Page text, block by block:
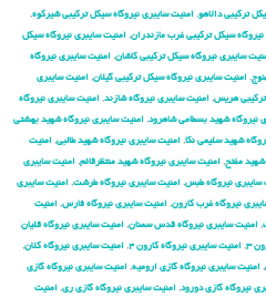
ترکیبی دالاهو, امنیت سایبری نیروگاه سیکل ترکیبی شیرکوه,
سیکل ترکیبی غرب مازندران, امنیت سایبری نیروگاه سیکل
سایبری نیروگاه سیکل ترکیبی کاشان, امنیت سایبری نیروگاه
, امنیت سایبری نیروگاه سیکل ترکیبی گیلان, امنیت سایبری
ترکیبی هریس, امنیت سایبری نیروگاه شازند, امنیت سایبری نیروگاه
نیروگاه شهید بسطامی شاهرود, امنیت سایبری نیروگاه شهید بهشتی
شهید سلیمی نکا, امنیت سایبری نیروگاه شهید طالبی, امنیت
شهید مفتح, امنیت سایبری نیروگاه شهید منتظرقائم, امنیت سایبری
سایبری نیروگاه طبس, امنیت سایبری نیروگاه طرشت, امنیت سایبری
نیروگاه غرب کارون, امنیت سایبری نیروگاه فارس, امنیت
, امنیت سایبری نیروگاه قدس سمنان, امنیت سایبری نیروگاه قلیان
۳ , امنیت سایبری نیروگاه کارون ۴ , امنیت سایبری نیروگاه کلان,
, امنیت سایبری نیروگاه گازی ارومیه, امنیت سایبری نیروگاه گازی
نیروگاه گازی دورود, امنیت سایبری نیروگاه گازی ری, امنیت